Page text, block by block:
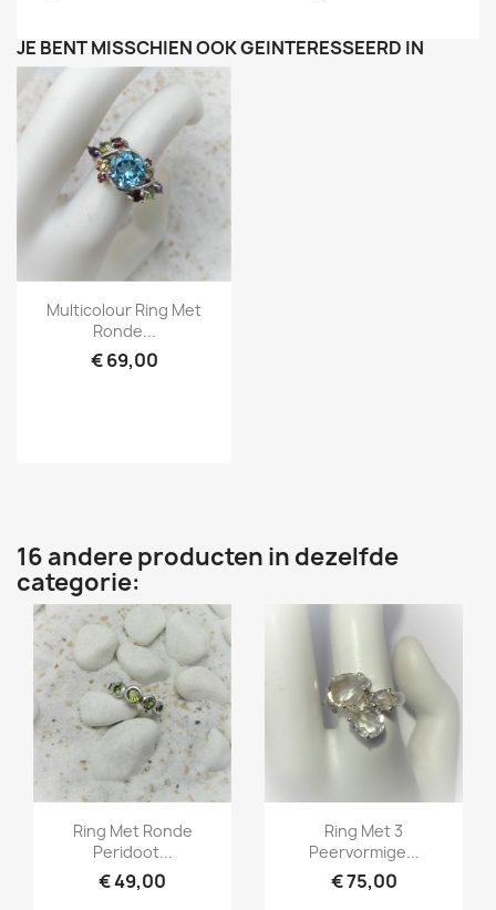
JE BENT MISSCHIEN OOK GEÏNTERESSEERD IN
Snel bekijken
Multicolour Ring Met
Ronde...
€ 69,00
16 andere producten in dezelfde
categorie:
Snel bekijken
Ring Met Ronde
Peridoot...
€ 49,00
Snel bekijken
Ring Met 3
Peervormige...
€ 75,00